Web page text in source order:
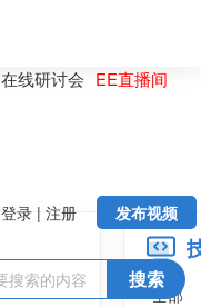
在线研讨会 EE直播间
发布视频
登录 | 注册
搜索
全部